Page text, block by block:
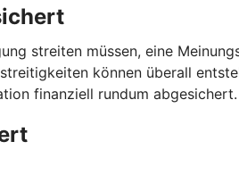
streiten müssen, eine
können überall
finanziell rundum abgesichert.